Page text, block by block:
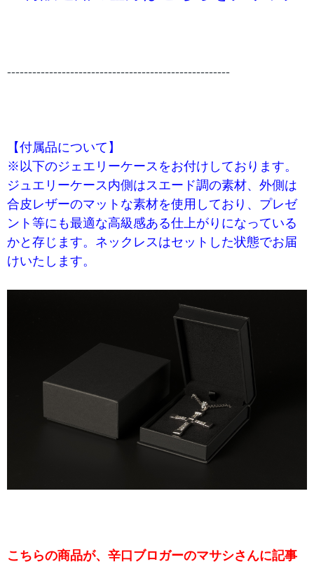
-----------------------------------------------------
【付属品について】
※以下のジェエリーケースをお付けしております。
ジュエリーケース内側はスエード調の素材、外側は
合皮レザーのマットな素材を使用しており、プレゼ
ント等にも最適な高級感ある仕上がりになっている
かと存じます。ネックレスはセットした状態でお届
けいたします。
こちらの商品が、辛口ブロガーのマサシさんに記事